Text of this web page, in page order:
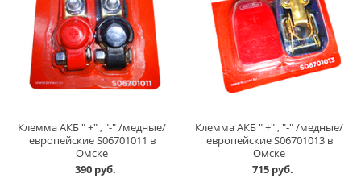
Клемма АКБ " +" , "-" /медные/
европейские S06701011 в
Омске
390 руб.
Клемма АКБ " +" , "-" /медные/
европейские S06701013 в
Омске
715 руб.